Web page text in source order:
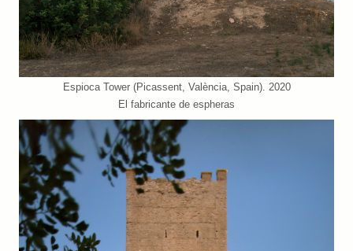
Espioca Tower (Picassent, València, Spain). 2020
El fabricante de espheras